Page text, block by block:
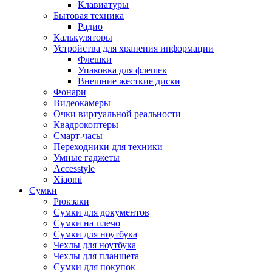
Клавиатуры
Бытовая техника
Радио
Калькуляторы
Устройства для хранения информации
Флешки
Упаковка для флешек
Внешние жесткие диски
Фонари
Видеокамеры
Очки виртуальной реальности
Квадрокоптеры
Смарт-часы
Переходники для техники
Умные гаджеты
Accesstyle
Xiaomi
Сумки
Рюкзаки
Сумки для документов
Сумки на плечо
Сумки для ноутбука
Чехлы для ноутбука
Чехлы для планшета
Сумки для покупок